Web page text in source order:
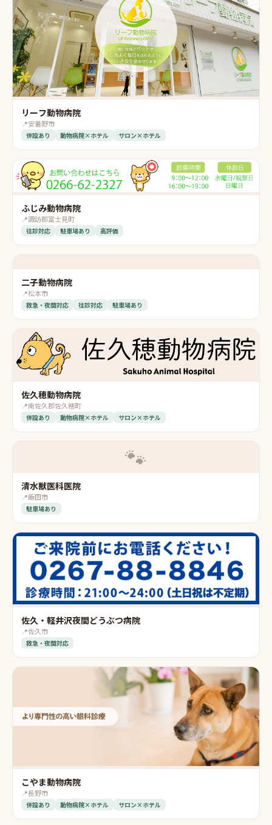
リーフ動物病院
📍安曇野市
併設あり 動物病院×ホテル サロン×ホテル
ふじみ動物病院
📍諏訪郡富士見町
往診対応 駐車場あり 高評価
二子動物病院
📍松本市
救急・夜間対応 往診対応 駐車場あり
佐久穂動物病院
📍南佐久郡佐久穂町
併設あり 動物病院×ホテル サロン×ホテル
🐾
清水獣医科医院
📍飯田市
駐車場あり
佐久・軽井沢夜間どうぶつ病院
📍佐久市
救急・夜間対応
こやま動物病院
📍長野市
併設あり 動物病院×ホテル サロン×ホテル